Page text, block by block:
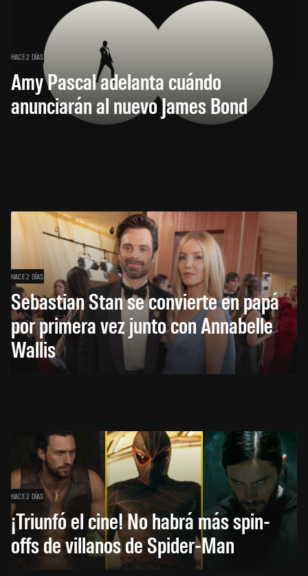
HACE 2 DÍAS
Amy Pascal adelanta cuándo
anunciarán al nuevo James Bond
HACE 2 DÍAS
Sebastian Stan se convierte en papá
por primera vez junto con Annabelle
Wallis
HACE 2 DÍAS
¡Triunfó el cine! No habrá más spin-
offs de villanos de Spider-Man